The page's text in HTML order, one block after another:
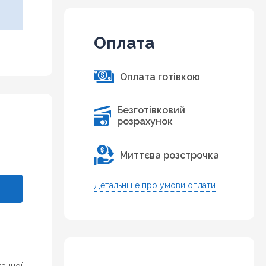
Оплата
Оплата готівкою
Безготівковий
розрахунок
Миттєва розстрочка
Детальніше про умови оплати